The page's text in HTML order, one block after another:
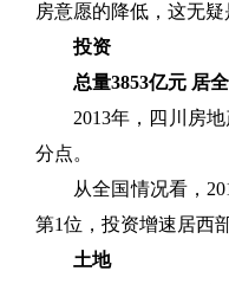
房意愿的降低，这无疑
投资
总量3853亿元 居全
2013年，四川房地产
分点。
从全国情况看，
第1位，投资增速居西
土地